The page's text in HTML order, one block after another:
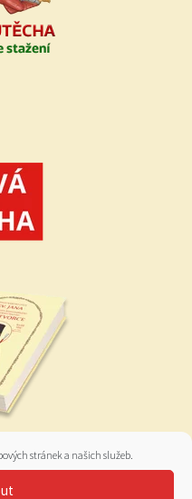
stránek a našich služeb.